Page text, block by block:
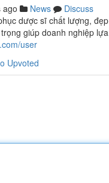
ago News
Discuss
dược sĩ chất lượng,
giúp doanh nghiệp
user
Upvoted